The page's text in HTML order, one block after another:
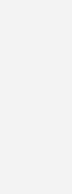
im
an dem das
den
Wasserstoff
ein Megawatt
mit einem
Gasnetz ein.
immer auf dem